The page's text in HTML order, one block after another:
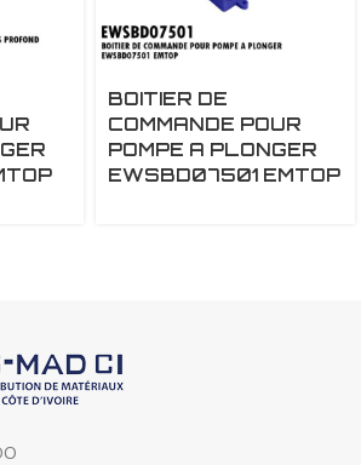
BOITIER DE
COMMANDE POUR
POMPE A PLONGER
EWSBD07501 EMTOP